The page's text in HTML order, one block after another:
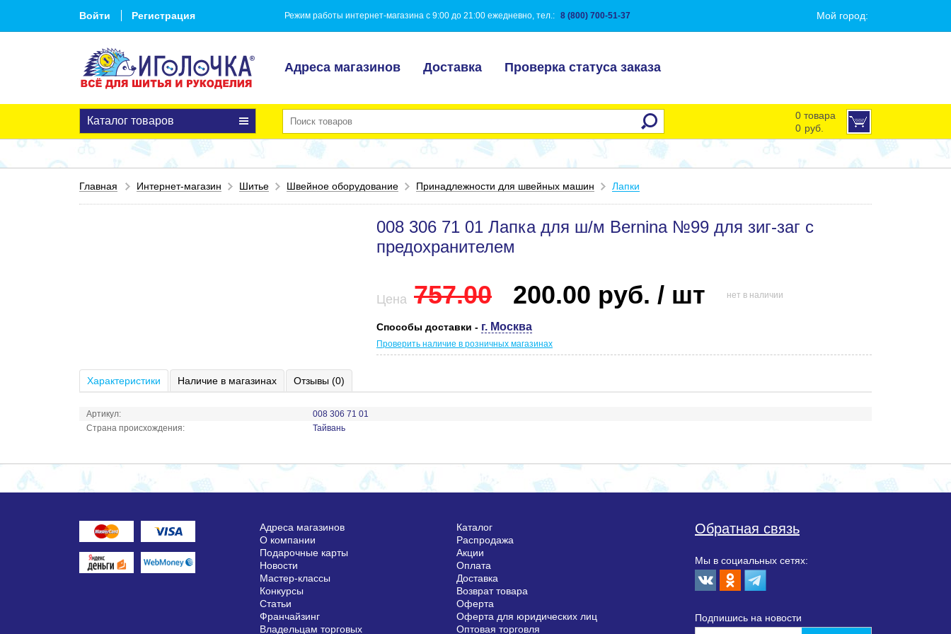
Войти Регистрация Режим работы интернет-магазина с 9:00 до 21:00 ежедневно, тел.: 8 (800) 700-51-37 Мой город:
Адреса магазинов Доставка Проверка статуса заказа
Каталог товаров
0 товара
0 руб.
Главная Интернет-магазин Шитье Швейное оборудование Принадлежности для швейных машин Лапки
008 306 71 01 Лапка для ш/м Bernina №99 для зиг-заг с
предохранителем
Цена 757.00 200.00 руб. / шт нет в наличии
Способы доставки - г. Москва
Проверить наличие в розничных магазинах
Характеристики Наличие в магазинах Отзывы (0)
Артикул:
008 306 71 01
Страна происхождения:
Тайвань
Адреса магазинов
О компании
Подарочные карты
Новости
Мастер-классы
Конкурсы
Статьи
Франчайзинг
Владельцам торговых
Каталог
Распродажа
Акции
Оплата
Доставка
Возврат товара
Оферта
Оферта для юридических лиц
Оптовая торговля
Обратная связь
Мы в социальных сетях:
Подпишиcь на новости